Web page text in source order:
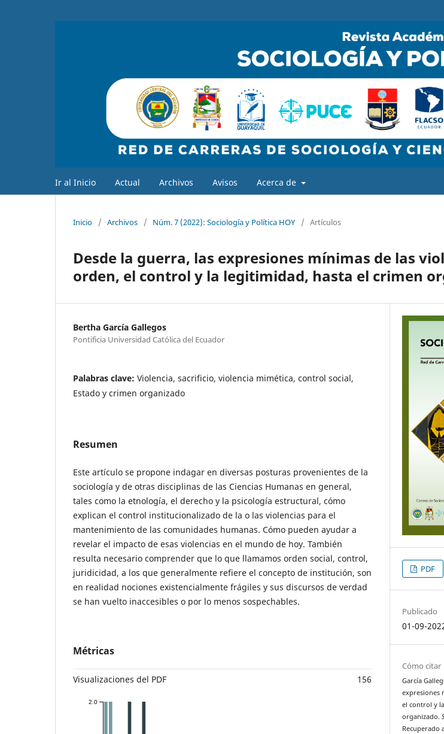
Ir al Inicio Actual Archivos Avisos Acerca de
Inicio / Archivos / Núm. 7 (2022): Sociología y Política HOY / Artículos
Desde la guerra, las expresiones mínimas de las
orden, el control y la legitimidad, hasta el crimen
Bertha García Gallegos
Pontificia Universidad Católica del Ecuador
Palabras clave: Violencia, sacrificio, violencia mimética, control social,
Estado y crimen organizado
Resumen
Este artículo se propone indagar en diversas posturas provenientes de la
sociología y de otras disciplinas de las Ciencias Humanas en general,
tales como la etnología, el derecho y la psicología estructural, cómo
explican el control institucionalizado de la o las violencias para el
mantenimiento de las comunidades humanas. Cómo pueden ayudar a
revelar el impacto de esas violencias en el mundo de hoy. También
resulta necesario comprender que lo que llamamos orden social, control,
juridicidad, a los que generalmente refiere el concepto de institución, son
en realidad nociones existencialmente frágiles y sus discursos de verdad
se han vuelto inaccesibles o por lo menos sospechables.
Métricas
Visualizaciones del PDF 156
2.0
PDF
Publicado
01-09-
Cómo citar
García
expresiones
el control y
organizado.
Recuperado